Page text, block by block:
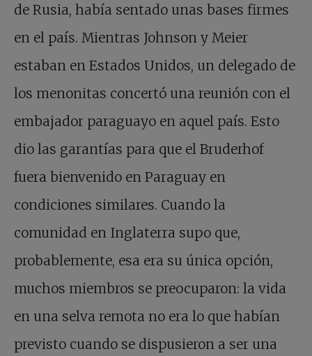
de Rusia, había sentado unas bases firmes
en el país. Mientras Johnson y Meier
estaban en Estados Unidos, un delegado de
los menonitas concertó una reunión con el
embajador paraguayo en aquel país. Esto
dio las garantías para que el Bruderhof
fuera bienvenido en Paraguay en
condiciones similares. Cuando la
comunidad en Inglaterra supo que,
probablemente, esa era su única opción,
muchos miembros se preocuparon: la vida
en una selva remota no era lo que habían
previsto cuando se dispusieron a ser una